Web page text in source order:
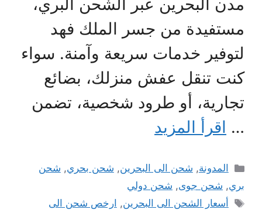
مدن البحرين عبر الشحن البري،
مستفيدة من جسر الملك فهد
لتوفير خدمات سريعة وآمنة. سواء
كنت تنقل عفش منزلك، بضائع
تجارية، أو طرود شخصية، تضمن
… اقرأ المزيد
التصنيفات
المدونة, شحن الى البحرين, شحن بحري, شحن
بري, شحن جوى, شحن دولي
الوسوم
أسعار الشحن الى البحرين, ارخص شحن الى